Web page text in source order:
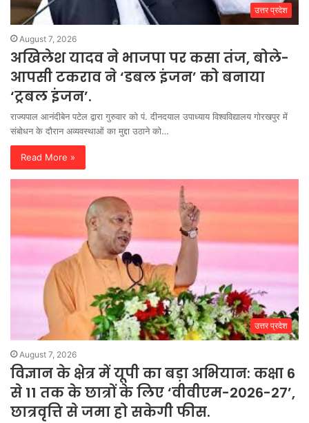
उत्तर प्रदेश
August 7, 2026
अखिलेश यादव ने भाजपा पर कसा तंज, बोले-
आपसी टकराव ने ‘डबल इंजन’ को बनाया
‘ट्रबल इंजन’.
राज्यपाल आनंदीबेन पटेल द्वारा गुरुवार को पं. दीनदयाल उपाध्याय विश्वविद्यालय गोरखपुर में
संबोधन के दौरान अव्यवस्थाओं का मुद्दा उठाने को…
Read More »
उत्तर प्रदेश
August 7, 2026
विज्ञान के क्षेत्र में यूपी का बड़ा अभियान: कक्षा 6
से 11 तक के छात्रों के लिए ‘वीवीएम-2026-27’,
छात्रवृत्ति से जमा हो सकेगी फीस.